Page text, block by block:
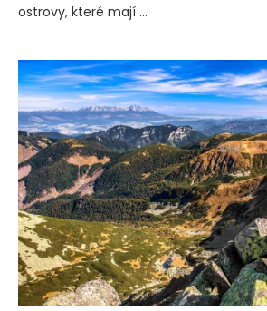
ostrovy, které mají …